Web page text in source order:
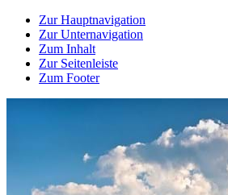
Zur Hauptnavigation
Zur Unternavigation
Zum Inhalt
Zur Seitenleiste
Zum Footer